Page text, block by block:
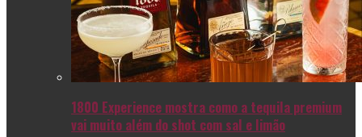
1800 Experience mostra como a tequila premium
vai muito além do shot com sal e limão